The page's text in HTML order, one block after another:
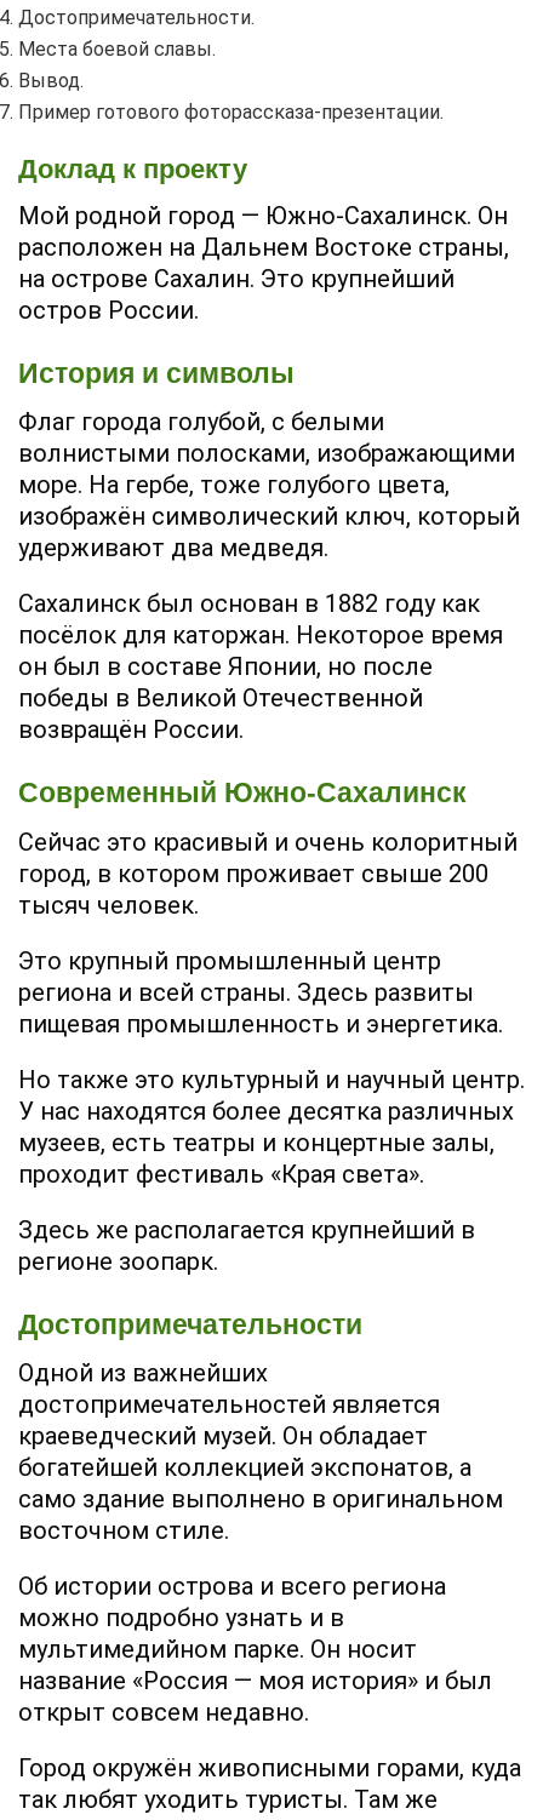
Достопримечательности.
Места боевой славы.
Вывод.
Пример готового фоторассказа-презентации.
Доклад к проекту
Мой родной город — Южно-Сахалинск. Он
расположен на Дальнем Востоке страны,
на острове Сахалин. Это крупнейший
остров России.
История и символы
Флаг города голубой, с белыми
волнистыми полосками, изображающими
море. На гербе, тоже голубого цвета,
изображён символический ключ, который
удерживают два медведя.
Сахалинск был основан в 1882 году как
посёлок для каторжан. Некоторое время
он был в составе Японии, но после
победы в Великой Отечественной
возвращён России.
Современный Южно-Сахалинск
Сейчас это красивый и очень колоритный
город, в котором проживает свыше 200
тысяч человек.
Это крупный промышленный центр
региона и всей страны. Здесь развиты
пищевая промышленность и энергетика.
Но также это культурный и научный центр.
У нас находятся более десятка различных
музеев, есть театры и концертные залы,
проходит фестиваль «Края света».
Здесь же располагается крупнейший в
регионе зоопарк.
Достопримечательности
Одной из важнейших
достопримечательностей является
краеведческий музей. Он обладает
богатейшей коллекцией экспонатов, а
само здание выполнено в оригинальном
восточном стиле.
Об истории острова и всего региона
можно подробно узнать и в
мультимедийном парке. Он носит
название «Россия — моя история» и был
открыт совсем недавно.
Город окружён живописными горами, куда
так любят уходить туристы. Там же